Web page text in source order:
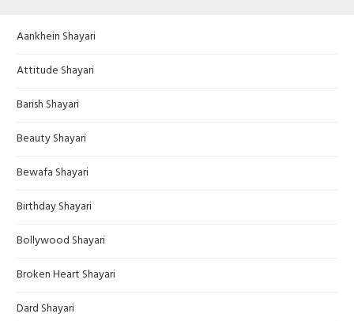
Aankhein Shayari
Attitude Shayari
Barish Shayari
Beauty Shayari
Bewafa Shayari
Birthday Shayari
Bollywood Shayari
Broken Heart Shayari
Dard Shayari